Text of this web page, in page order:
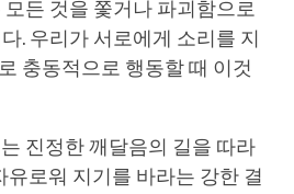
든 것을 쫓거나 파괴함으로
. 우리가 서로에게 소리를 지
충동적으로 행동할 때 이것
진정한 깨달음의 길을 따라
로워 지기를 바라는 강한 결